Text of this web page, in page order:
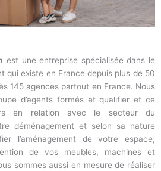
est une entreprise spécialisée dans le
qui existe en France depuis plus de 50
145 agences partout en France. Nous
d’agents formés et qualifier et ce
en relation avec le secteur du
déménagement et selon sa nature
l’aménagement de votre espace,
de vos meubles, machines et
sommes aussi en mesure de réaliser